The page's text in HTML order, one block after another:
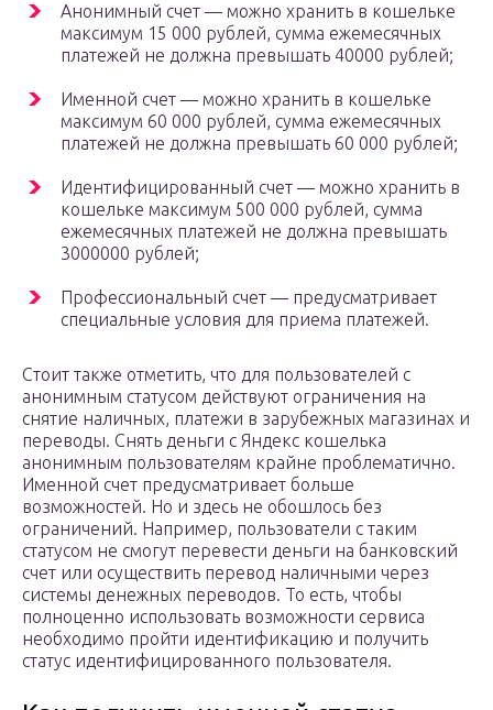
Анонимный счет — можно хранить в кошельке
максимум 15 000 рублей, сумма ежемесячных
платежей не должна превышать 40000 рублей;
Именной счет — можно хранить в кошельке
максимум 60 000 рублей, сумма ежемесячных
платежей не должна превышать 60 000 рублей;
Идентифицированный счет — можно хранить в
кошельке максимум 500 000 рублей, сумма
ежемесячных платежей не должна превышать
3000000 рублей;
Профессиональный счет — предусматривает
специальные условия для приема платежей.
Стоит также отметить, что для пользователей с
анонимным статусом действуют ограничения на
снятие наличных, платежи в зарубежных магазинах и
переводы. Снять деньги с Яндекс кошелька
анонимным пользователям крайне проблематично.
Именной счет предусматривает больше
возможностей. Но и здесь не обошлось без
ограничений. Например, пользователи с таким
статусом не смогут перевести деньги на банковский
счет или осуществить перевод наличными через
системы денежных переводов. То есть, чтобы
полноценно использовать возможности сервиса
необходимо пройти идентификацию и получить
статус идентифицированного пользователя.